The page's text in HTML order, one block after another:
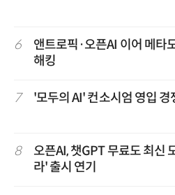
6
앤트로픽·오픈AI 이어 메타
해킹
7 '모두의 AI' 컨소시엄 영입 경
8
오픈AI, 챗GPT 무료도 최신
라' 출시 연기